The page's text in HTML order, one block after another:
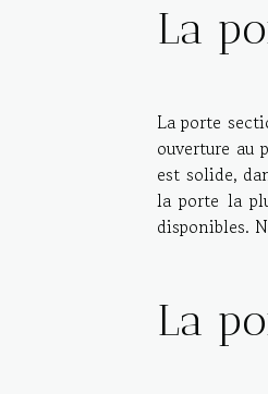
La
La porte
ouverture au
est solide,
la porte la
disponibles.
La